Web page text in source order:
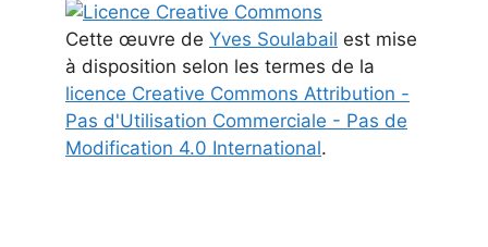
Cette œuvre de Yves Soulabail est mise
à disposition selon les termes de la
licence Creative Commons Attribution -
Pas d'Utilisation Commerciale - Pas de
Modification 4.0 International.